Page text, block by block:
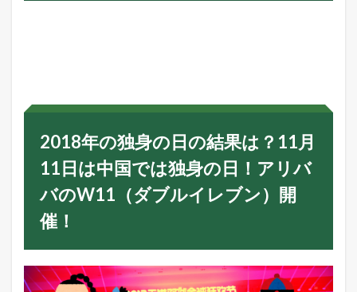
の
の
果
は
？
1
月
1
2018年の独身の日の結果は？11月
11日は中国では独身の日！アリバ
バのW11（ダブルイレブン）開
催！